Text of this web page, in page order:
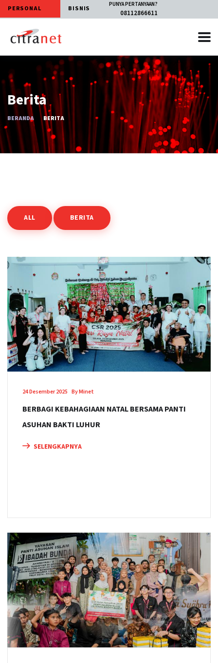
PERSONAL BISNIS PUNYA PERTANYAAN?
08112866611
Berita
BERANDA BERITA
ALL BERITA
24 Desember 2025 By Minet
BERBAGI KEBAHAGIAAN NATAL BERSAMA PANTI
ASUHAN BAKTI LUHUR
SELENGKAPNYA